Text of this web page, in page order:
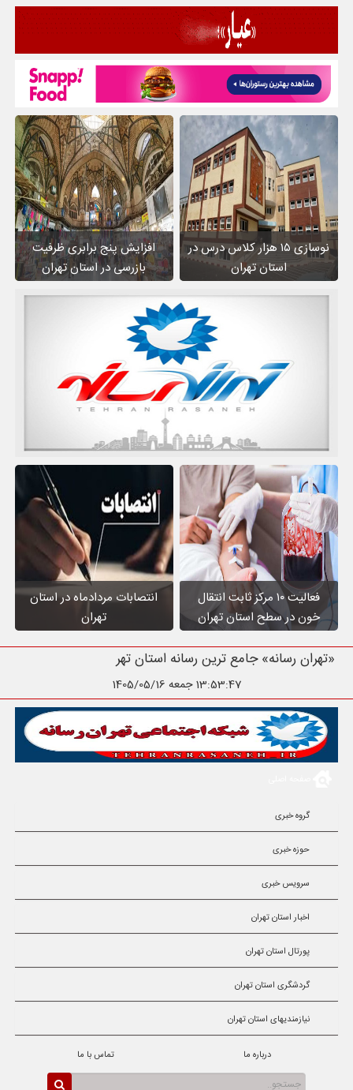
نوسازی ۱۵ هزار کلاس درس در
استان تهران
افزایش پنج برابری ظرفیت
بازرسی در استان تهران
فعالیت ۱۰ مرکز ثابت انتقال
خون در سطح استان تهران
انتصابات مردادماه در استان
تهران
«تهران رسانه» جامع ترین رسانه استان تهر
13:53:49جمعه 1405/05/16
گروه خبری
حوزه خبری
سرویس خبری
اخبار استان تهران
پورتال استان تهران
گردشگری استان تهران
نیازمندیهای استان تهران
درباره ما تماس با ما